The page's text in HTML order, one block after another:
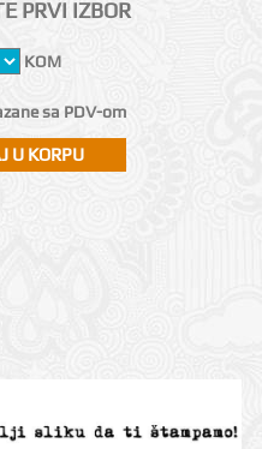
PRVI IZBOR
KOM
sa PDV-om